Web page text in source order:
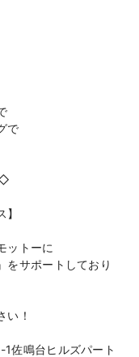
で
ットーに
をサポートしており
い！
佐鳴台ヒルズパート